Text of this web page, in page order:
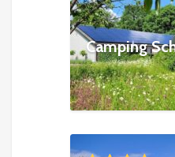
Camping